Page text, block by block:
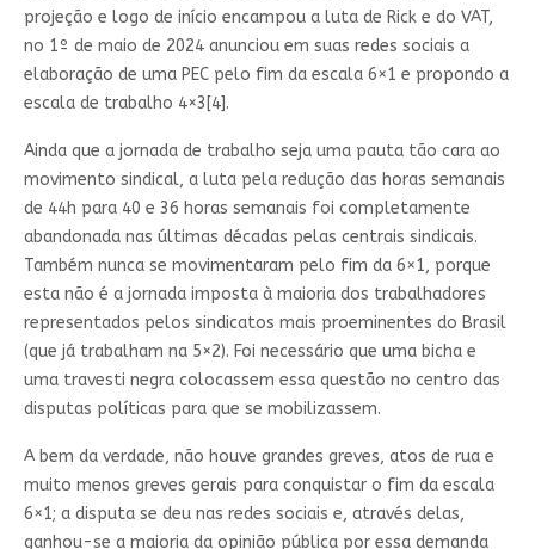
projeção e logo de início encampou a luta de Rick e do VAT,
no 1º de maio de 2024 anunciou em suas redes sociais a
elaboração de uma PEC pelo fim da escala 6×1 e propondo a
escala de trabalho 4×3[4].
Ainda que a jornada de trabalho seja uma pauta tão cara ao
movimento sindical, a luta pela redução das horas semanais
de 44h para 40 e 36 horas semanais foi completamente
abandonada nas últimas décadas pelas centrais sindicais.
Também nunca se movimentaram pelo fim da 6×1, porque
esta não é a jornada imposta à maioria dos trabalhadores
representados pelos sindicatos mais proeminentes do Brasil
(que já trabalham na 5×2). Foi necessário que uma bicha e
uma travesti negra colocassem essa questão no centro das
disputas políticas para que se mobilizassem.
A bem da verdade, não houve grandes greves, atos de rua e
muito menos greves gerais para conquistar o fim da escala
6×1; a disputa se deu nas redes sociais e, através delas,
ganhou-se a maioria da opinião pública por essa demanda